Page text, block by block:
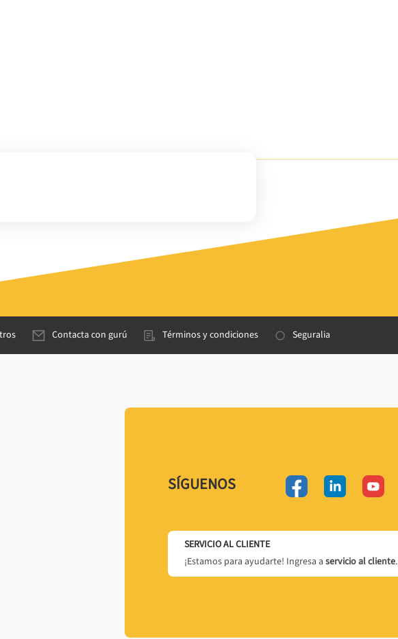
Contacta con gurú Términos y condiciones Seguralia
SÍGUENOS
SERVICIO AL CLIENTE
¡Estamos para ayudarte! Ingresa a servicio al cliente.